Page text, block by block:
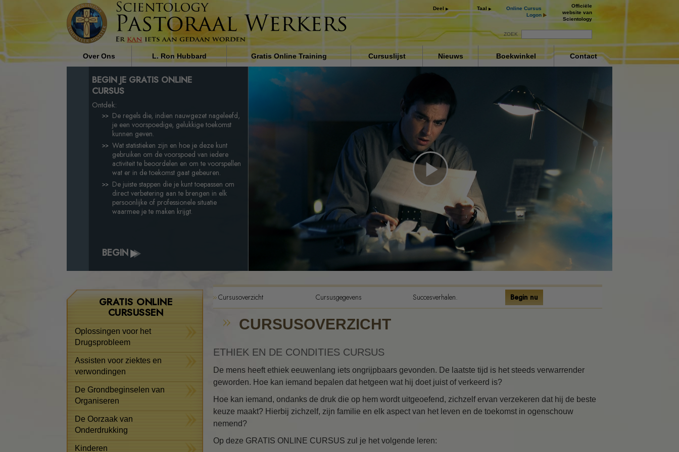
Deel Taal
Online Cursus
Logon
Officiële
website van
Scientology
ZOEK
Over Ons
Wie zijn de Pastoraal Werkers?
Waarom Wij Helpen
L. Ron Hubbard
De Invloed van Religie op de
Maatschappij door L. Ron
Gratis Online Training Cursuslijst
drugsprobleem
Assisten voor ziektes en
De grondbeginselen van
organiseren
De oorzaak van onderdrukking
Kinderen
Communiceer doeltreffend
De Componenten van Begrip
Ethiek en de condities
Relations
oplossen
Integriteit en eerlijkheid
Feitenonderzoek
Huwelijk
gevaarlijke omgeving
Nieuws Boekwinkel Contact
Play
Video
BEGIN JE GRATIS ONLINE
CURSUS
Ontdek:
De regels die, indien nauwgezet nageleefd,
je een voorspoedige, gelukkige toekomst
kunnen geven.
Wat statistieken zijn en hoe je deze kunt
gebruiken om de voorspoed van iedere
activiteit te beoordelen en om te voorspellen
wat er in de toekomst gaat gebeuren.
De juiste stappen die je kunt toepassen om
direct verbetering aan te brengen in elk
persoonlijke of professionele situatie
waarmee je te maken krijgt.
BEGIN
Cursusoverzicht Cursusgegevens Succesverhalen. Begin nu
CURSUSOVERZICHT
ETHIEK EN DE CONDITIES CURSUS
De mens heeft ethiek eeuwenlang iets ongrijpbaars gevonden. De laatste tijd is het steeds verwarrender
geworden. Hoe kan iemand bepalen dat hetgeen wat hij doet juist of verkeerd is?
Hoe kan iemand, ondanks de druk die op hem wordt uitgeoefend, zichzelf ervan verzekeren dat hij de beste
keuze maakt? Hierbij zichzelf, zijn familie en elk aspect van het leven en de toekomst in ogenschouw
nemend?
Op deze GRATIS ONLINE CURSUS zul je het volgende leren:
GRATIS ONLINE
CURSUSSEN
Oplossingen voor het
Drugsprobleem
Assisten voor ziektes en
verwondingen
De Grondbeginselen van
Organiseren
De Oorzaak van
Onderdrukking
Kinderen